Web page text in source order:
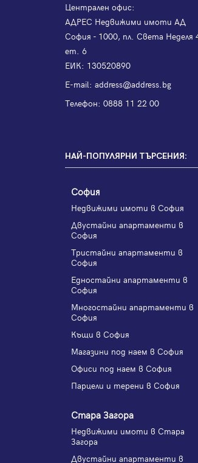
Централен офис:
АДРЕС Недвижими имоти АД
София - 1000, пл. Света Неделя
ет. 6
ЕИК: 130520890
Е-mail: address@address.bg
Телефон: 0888 11 22 00
НАЙ-ПОПУЛЯРНИ ТЪРСЕНИЯ:
София
Недвижими имоти в София
Двустайни апартаменти в
София
Тристайни апартаменти в
София
Едностайни апартаменти в
София
Многостайни апартаменти в
София
Къщи в София
Магазини под наем в София
Офиси под наем в София
Парцели и терени в София
Стара Загора
Недвижими имоти в Стара
Загора
Двустайни апартаменти в